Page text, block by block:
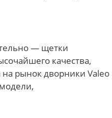
— щетки
качества,
рынок дворники Valeo